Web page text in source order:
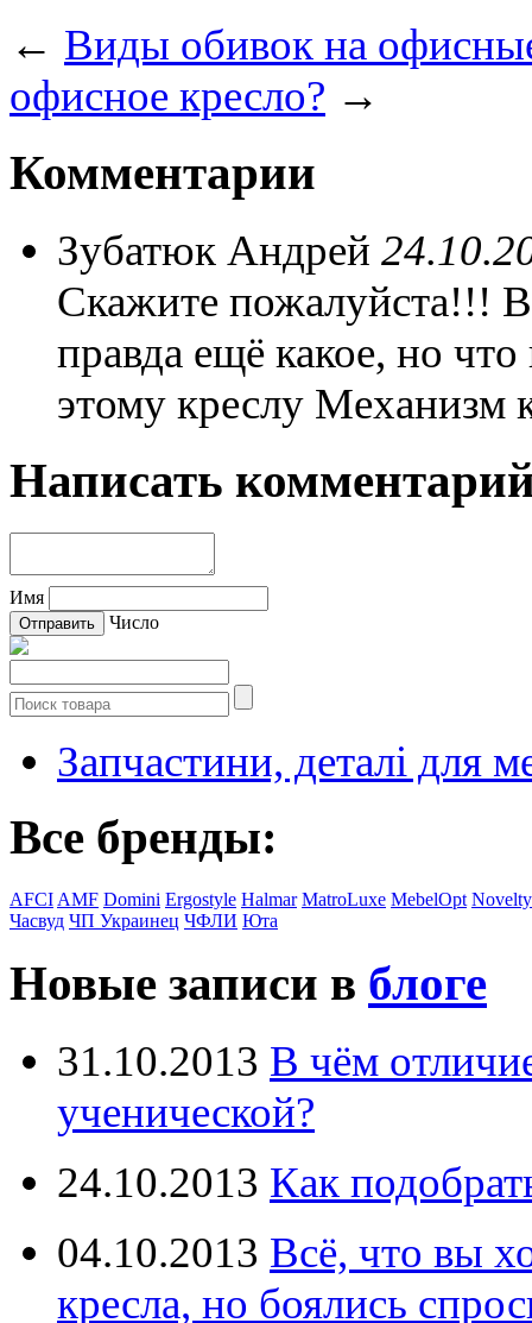
← Виды обивок на
офисное кресло? →
Комментарии
Зубатюк Андрей
Скажите пожалуйста!!!
правда ещё какое, но
этому креслу Механизм
Написать
Имя
Число
Запчастини, деталі для
Все бренды:
AFCI AMF Domini Ergostyle Halmar MatroLuxe MebelOpt Novelty
Часвуд ЧП Украинец ЧФЛИ Юта
Новые записи в блоге
31.10.2013 В чём
ученической?
24.10.2013 Как
04.10.2013 Всё, что вы
кресла, но боялись